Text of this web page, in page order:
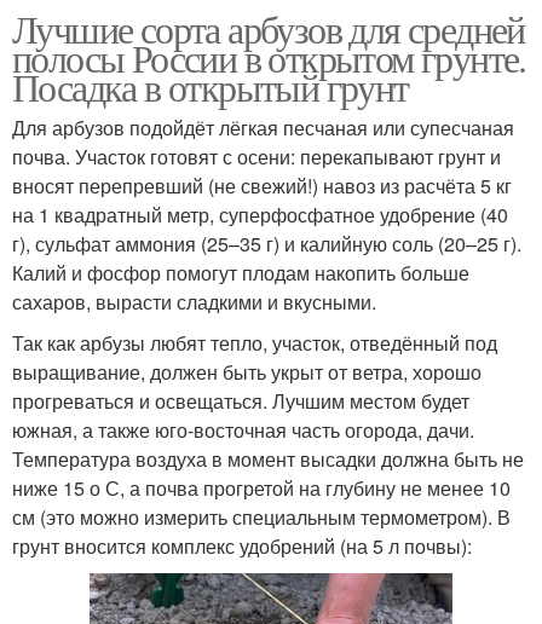
Лучшие сорта арбузов для средней
полосы России в открытом грунте.
Посадка в открытый грунт
Для арбузов подойдёт лёгкая песчаная или супесчаная
почва. Участок готовят с осени: перекапывают грунт и
вносят перепревший (не свежий!) навоз из расчёта 5 кг
на 1 квадратный метр, суперфосфатное удобрение (40
г), сульфат аммония (25–35 г) и калийную соль (20–25 г).
Калий и фосфор помогут плодам накопить больше
сахаров, вырасти сладкими и вкусными.
Так как арбузы любят тепло, участок, отведённый под
выращивание, должен быть укрыт от ветра, хорошо
прогреваться и освещаться. Лучшим местом будет
южная, а также юго-восточная часть огорода, дачи.
Температура воздуха в момент высадки должна быть не
ниже 15 о С, а почва прогретой на глубину не менее 10
см (это можно измерить специальным термометром). В
грунт вносится комплекс удобрений (на 5 л почвы):